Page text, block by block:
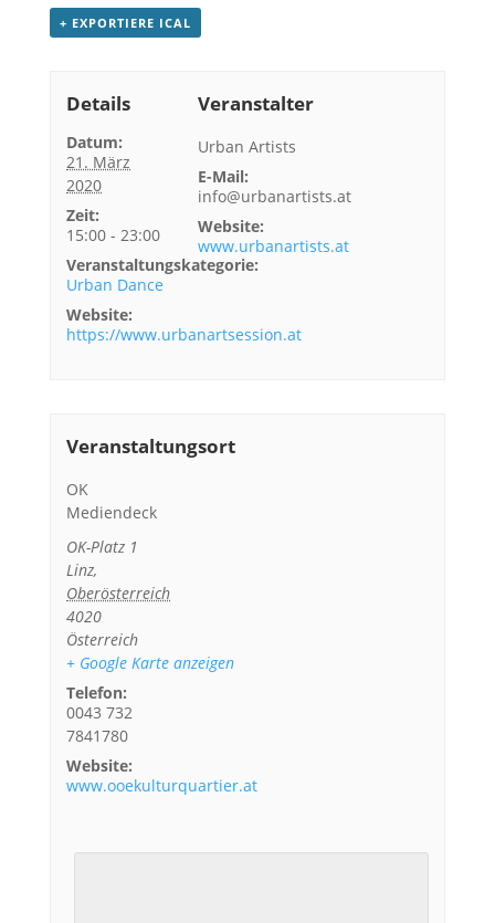
+ EXPORTIERE ICAL
Details
Datum:
21. März
2020
Zeit:
15:00 - 23:00
Veranstaltungskategorie:
Urban Dance
Website:
https://www.urbanartsession.at
Veranstalter
Urban Artists
E-Mail:
info@urbanartists.at
Website:
www.urbanartists.at
Veranstaltungsort
OK
Mediendeck
OK-Platz 1
Linz,
Oberösterreich
4020
Österreich
+ Google Karte anzeigen
Telefon:
0043 732
7841780
Website:
www.ooekulturquartier.at